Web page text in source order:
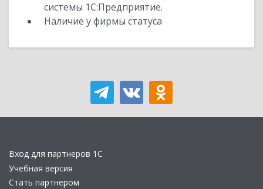
системы 1С:Предприятие.
Наличие у фирмы статуса
Вход для партнеров 1С
Учебная версия
Стать партнером